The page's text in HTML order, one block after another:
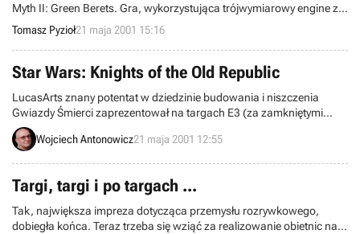
Myth II: Green Berets. Gra, wykorzystująca trójwymiarowy engine z
Myth II stworzony przez Bungie Software, rozgrywać się będzie w
czasie wojny w Wietnamie. Zamiast świata fantasy z zamkami,
magią i orkami znajdziemy się w środku niebezpiecznej
południowoazjatyckiej dżungli.
Tomasz Pyzioł21 maja 2001 15:16
Star Wars: Knights of the Old Republic
LucasArts znany potentat w dziedzinie budowania i niszczenia
Gwiazdy Śmierci zaprezentował na targach E3 (za zamkniętymi
drzwiami) pierwsze efekty prac nad cRPG z pod tytułem Star Wars:
Knights of the Old Republic.
Wojciech Antonowicz21 maja 2001 12:55
Targi, targi i po targach ...
Tak, największa impreza dotycząca przemysłu rozrywkowego,
dobiegła końca. Teraz trzeba się wziąć za realizowanie obietnic na